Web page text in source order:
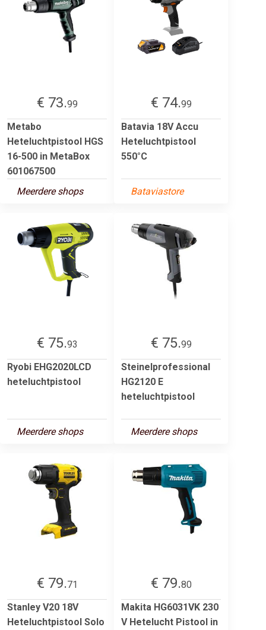
€ 73.99
Metabo
Heteluchtpistool HGS
16-500 in MetaBox
601067500
Meerdere shops
€ 74.99
Batavia 18V Accu
Heteluchtpistool
550°C
Bataviastore
€ 75.93
Ryobi EHG2020LCD
heteluchtpistool
Meerdere shops
€ 75.99
Steinelprofessional
HG2120 E
heteluchtpistool
Meerdere shops
€ 79.71
Stanley V20 18V
Heteluchtpistool Solo
€ 79.80
Makita HG6031VK 230
V Hetelucht Pistool in